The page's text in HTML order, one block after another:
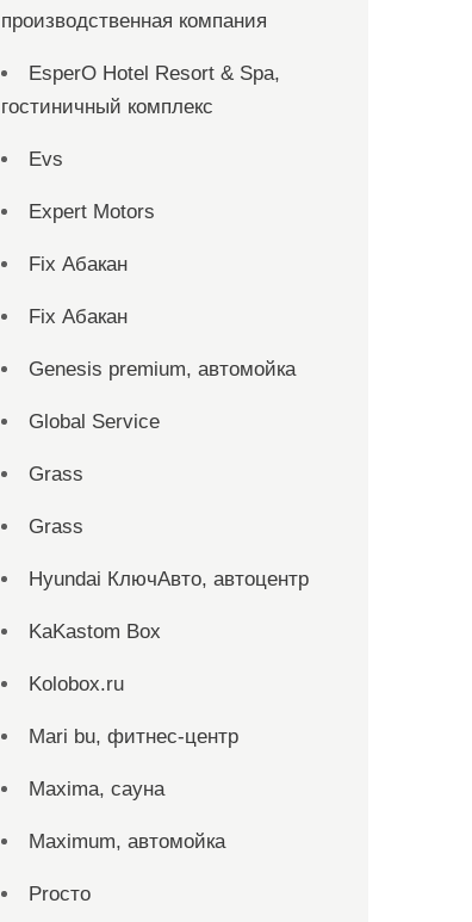
производственная компания
EsperO Hotel Resort & Spa,
гостиничный комплекс
Evs
Expert Motors
Fix Абакан
Fix Абакан
Genesis premium, автомойка
Global Service
Grass
Grass
Hyundai КлючАвто, автоцентр
KaKastom Box
Kolobox.ru
Mari bu, фитнес-центр
Maxima, сауна
Maximum, автомойка
Proсто